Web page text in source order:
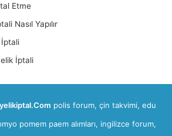
Etme
Nasıl Yapılır
İptali
polis forum, çin takvimi, edu
pomem paem alımları, ingilizce forum,